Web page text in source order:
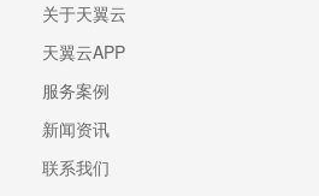
关于天翼云
天翼云APP
服务案例
新闻资讯
联系我们